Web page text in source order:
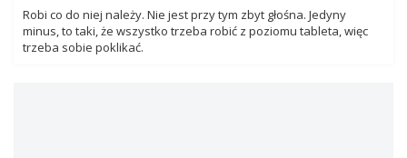
Robi co do niej należy. Nie jest przy tym zbyt głośna. Jedyny
minus, to taki, że wszystko trzeba robić z poziomu tableta, więc
trzeba sobie poklikać.